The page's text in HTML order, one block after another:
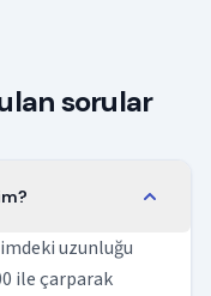
sorular
uzunluğu
ile çarparak